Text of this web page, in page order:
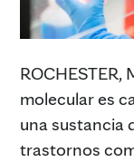
molecular es
una sustancia
trastornos